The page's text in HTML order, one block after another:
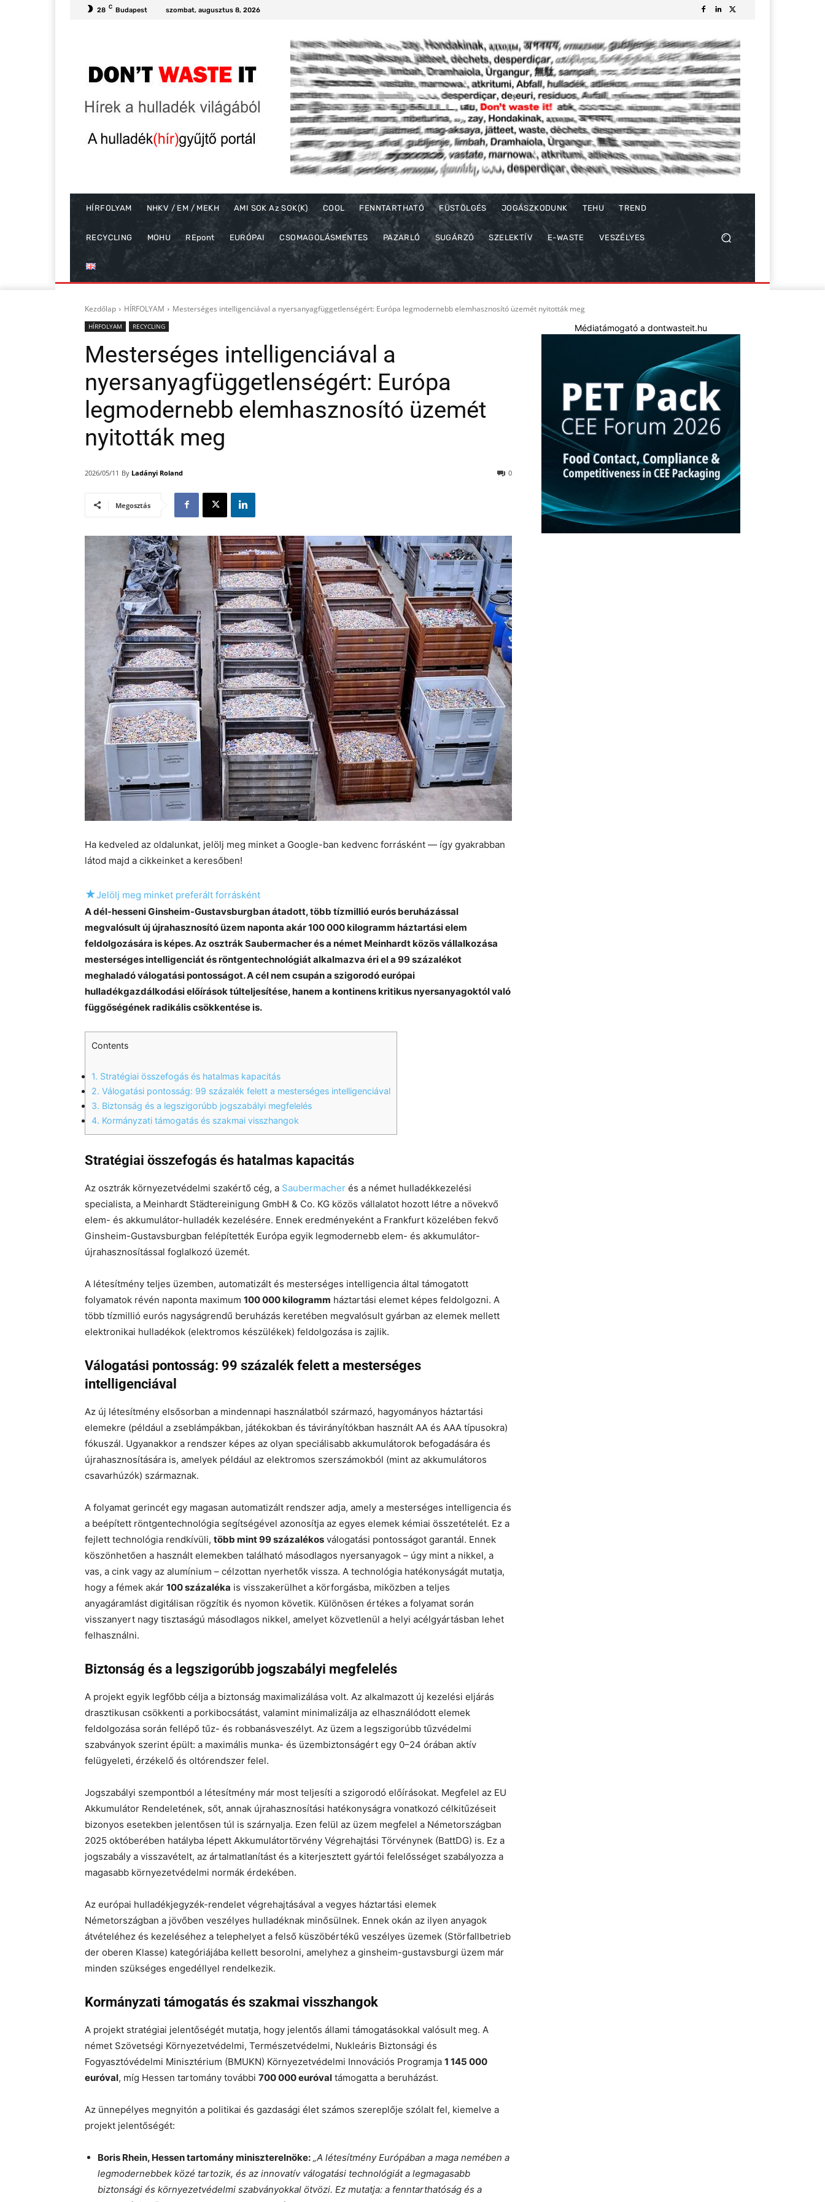
28 C Budapest szombat, augusztus 8, 2026
HÍRFOLYAM NHKV / EM / MEKH AMI SOK Az SOK(K) COOL FENNTARTHATÓ FÜSTÖLGÉS JOGÁSZKODUNK TEHU TREND
RECYCLING MOHU REpont EURÓPAI CSOMAGOLÁSMENTES PAZARLÓ SUGÁRZÓ SZELEKTÍV E-WASTE VESZÉLYES
Kezdőlap HÍRFOLYAM Mesterséges intelligenciával a nyersanyagfüggetlenségért: Európa legmodernebb elemhasznosító üzemét nyitották meg
HÍRFOLYAM RECYCLING
Mesterséges intelligenciával a
nyersanyagfüggetlenségért: Európa
legmodernebb elemhasznosító üzemét
nyitották meg
2026/05/11 By Ladányi Roland 0
Megosztás
Ha kedveled az oldalunkat, jelölj meg minket a Google-ban kedvenc forrásként — így gyakrabban
látod majd a cikkeinket a keresőben!
★Jelölj meg minket preferált forrásként
A dél-hesseni Ginsheim-Gustavsburgban átadott, több tízmillió eurós beruházással
megvalósult új újrahasznosító üzem naponta akár 100 000 kilogramm háztartási elem
feldolgozására is képes. Az osztrák Saubermacher és a német Meinhardt közös vállalkozása
mesterséges intelligenciát és röntgentechnológiát alkalmazva éri el a 99 százalékot
meghaladó válogatási pontosságot. A cél nem csupán a szigorodó európai
hulladékgazdálkodási előírások túlteljesítése, hanem a kontinens kritikus nyersanyagoktól való
függőségének radikális csökkentése is.
Contents
1. Stratégiai összefogás és hatalmas kapacitás
2. Válogatási pontosság: 99 százalék felett a mesterséges intelligenciával
3. Biztonság és a legszigorúbb jogszabályi megfelelés
4. Kormányzati támogatás és szakmai visszhangok
Stratégiai összefogás és hatalmas kapacitás
Az osztrák környezetvédelmi szakértő cég, a Saubermacher és a német hulladékkezelési
specialista, a Meinhardt Städtereinigung GmbH & Co. KG közös vállalatot hozott létre a növekvő
elem- és akkumulátor-hulladék kezelésére. Ennek eredményeként a Frankfurt közelében fekvő
Ginsheim-Gustavsburgban felépítették Európa egyik legmodernebb elem- és akkumulátor-
újrahasznosítással foglalkozó üzemét.
A létesítmény teljes üzemben, automatizált és mesterséges intelligencia által támogatott
folyamatok révén naponta maximum 100 000 kilogramm háztartási elemet képes feldolgozni. A
több tízmillió eurós nagyságrendű beruházás keretében megvalósult gyárban az elemek mellett
elektronikai hulladékok (elektromos készülékek) feldolgozása is zajlik.
Válogatási pontosság: 99 százalék felett a mesterséges
intelligenciával
Az új létesítmény elsősorban a mindennapi használatból származó, hagyományos háztartási
elemekre (például a zseblámpákban, játékokban és távirányítókban használt AA és AAA típusokra)
fókuszál. Ugyanakkor a rendszer képes az olyan speciálisabb akkumulátorok befogadására és
újrahasznosítására is, amelyek például az elektromos szerszámokból (mint az akkumulátoros
csavarhúzók) származnak.
A folyamat gerincét egy magasan automatizált rendszer adja, amely a mesterséges intelligencia és
a beépített röntgentechnológia segítségével azonosítja az egyes elemek kémiai összetételét. Ez a
fejlett technológia rendkívüli, több mint 99 százalékos válogatási pontosságot garantál. Ennek
köszönhetően a használt elemekben található másodlagos nyersanyagok – úgy mint a nikkel, a
vas, a cink vagy az alumínium – célzottan nyerhetők vissza. A technológia hatékonyságát mutatja,
hogy a fémek akár 100 százaléka is visszakerülhet a körforgásba, miközben a teljes
anyagáramlást digitálisan rögzítik és nyomon követik. Különösen értékes a folyamat során
visszanyert nagy tisztaságú másodlagos nikkel, amelyet közvetlenül a helyi acélgyártásban lehet
felhasználni.
Biztonság és a legszigorúbb jogszabályi megfelelés
A projekt egyik legfőbb célja a biztonság maximalizálása volt. Az alkalmazott új kezelési eljárás
drasztikusan csökkenti a porkibocsátást, valamint minimalizálja az elhasználódott elemek
feldolgozása során fellépő tűz- és robbanásveszélyt. Az üzem a legszigorúbb tűzvédelmi
szabványok szerint épült: a maximális munka- és üzembiztonságért egy 0–24 órában aktív
felügyeleti, érzékelő és oltórendszer felel.
Jogszabályi szempontból a létesítmény már most teljesíti a szigorodó előírásokat. Megfelel az EU
Akkumulátor Rendeletének, sőt, annak újrahasznosítási hatékonyságra vonatkozó célkitűzéseit
bizonyos esetekben jelentősen túl is szárnyalja. Ezen felül az üzem megfelel a Németországban
2025 októberében hatályba lépett Akkumulátortörvény Végrehajtási Törvénynek (BattDG) is. Ez a
jogszabály a visszavételt, az ártalmatlanítást és a kiterjesztett gyártói felelősséget szabályozza a
magasabb környezetvédelmi normák érdekében.
Az európai hulladékjegyzék-rendelet végrehajtásával a vegyes háztartási elemek
Németországban a jövőben veszélyes hulladéknak minősülnek. Ennek okán az ilyen anyagok
átvételéhez és kezeléséhez a telephelyet a felső küszöbértékű veszélyes üzemek (Störfallbetrieb
der oberen Klasse) kategóriájába kellett besorolni, amelyhez a ginsheim-gustavsburgi üzem már
minden szükséges engedéllyel rendelkezik.
Kormányzati támogatás és szakmai visszhangok
A projekt stratégiai jelentőségét mutatja, hogy jelentős állami támogatásokkal valósult meg. A
német Szövetségi Környezetvédelmi, Természetvédelmi, Nukleáris Biztonsági és
Fogyasztóvédelmi Minisztérium (BMUKN) Környezetvédelmi Innovációs Programja 1 145 000
euróval, míg Hessen tartomány további 700 000 euróval támogatta a beruházást.
Az ünnepélyes megnyitón a politikai és gazdasági élet számos szereplője szólalt fel, kiemelve a
projekt jelentőségét:
Boris Rhein, Hessen tartomány miniszterelnöke: „A létesítmény Európában a maga nemében a
legmodernebbek közé tartozik, és az innovatív válogatási technológiát a legmagasabb
biztonsági és környezetvédelmi szabványokkal ötvözi. Ez mutatja: a fenntarthatóság és a
Médiatámogató a dontwasteit.hu